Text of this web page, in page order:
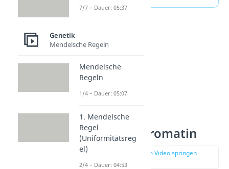
Arten von Chromatin
zur Stelle im Video springen
(01:54)
7/7 – Dauer: 05:37
Genetik
Mendelsche Regeln
Mendelsche
Regeln
1/4 – Dauer: 05:07
1. Mendelsche
Regel
(Uniformitätsreg
el)
2/4 – Dauer: 04:53